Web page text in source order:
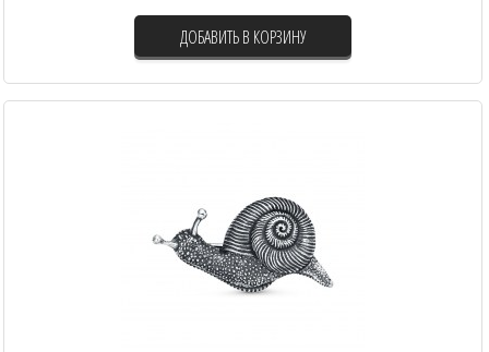
ДОБАВИТЬ В КОРЗИНУ